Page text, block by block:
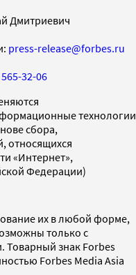
Дмитриевич
press-release@forbes.ru
32-06
технологии
сбора,
относящихся
«Интернет»,
Федерации)
их в любой форме,
только с
Товарный знак Forbes
Forbes Media Asia